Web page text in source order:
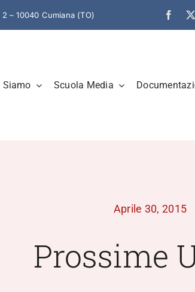
– 10040 Cumiana (TO)
Siamo Scuola Media
Aprile 30, 2015
Prossime